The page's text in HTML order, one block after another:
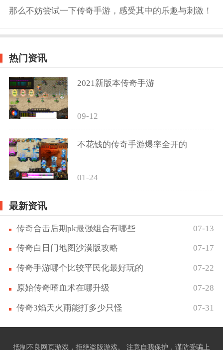
那么不妨尝试一下传奇手游，感受其中的乐趣与刺激！
热门资讯
2021新版本传奇手游
09-12
不花钱的传奇手游爆率全开的
01-24
最新资讯
传奇合击后期pk最强组合有哪些 07-13
传奇白日门地图沙漠版攻略 07-17
传奇手游哪个比较平民化最好玩的 07-22
原始传奇嗜血术在哪升级 07-28
传奇3焰天火雨能打多少只怪 07-31
抵制不良网页游戏，拒绝盗版游戏。 注意自我保护，谨防受骗上